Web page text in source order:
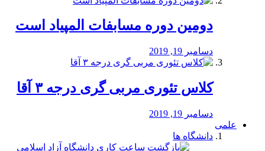
دومین دوره مسابفات المپیاد است
دسامبر 19, 2019
کلاس تئوری مربی گری درجه ۳ آقا
دسامبر 19, 2019
علمی
دانشگاه ها